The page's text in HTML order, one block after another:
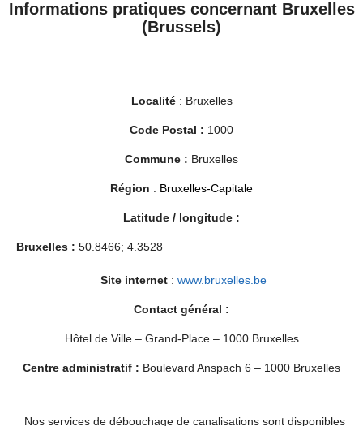
Informations pratiques concernant Bruxelles
(Brussels)
Localité: Bruxelles
Code Postal : 1000
Commune : Bruxelles
Région : Bruxelles-Capitale
Latitude / longitude :
Bruxelles : 50.8466; 4.3528
Site internet: www.bruxelles.be
Contact général :
Hôtel de Ville – Grand-Place – 1000 Bruxelles
Centre administratif : Boulevard Anspach 6 – 1000 Bruxelles
Nos services de débouchage de canalisations sont disponibles